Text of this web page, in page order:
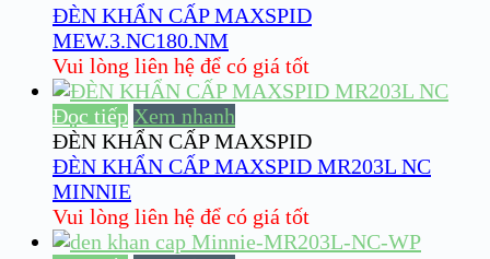
ĐÈN KHẨN CẤP MAXSPID
MEW.3.NC180.NM
Vui lòng liên hệ để có giá tốt
Đọc tiếp Xem nhanh
ĐÈN KHẨN CẤP MAXSPID
ĐÈN KHẨN CẤP MAXSPID MR203L NC
MINNIE
Vui lòng liên hệ để có giá tốt